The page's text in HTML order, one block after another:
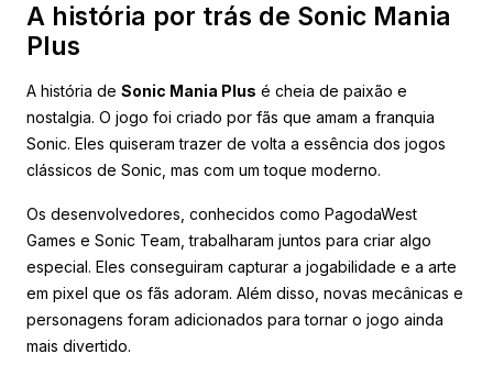
A história por trás de Sonic Mania
Plus
A história de Sonic Mania Plus é cheia de paixão e
nostalgia. O jogo foi criado por fãs que amam a franquia
Sonic. Eles quiseram trazer de volta a essência dos jogos
clássicos de Sonic, mas com um toque moderno.
Os desenvolvedores, conhecidos como PagodaWest
Games e Sonic Team, trabalharam juntos para criar algo
especial. Eles conseguiram capturar a jogabilidade e a arte
em pixel que os fãs adoram. Além disso, novas mecânicas e
personagens foram adicionados para tornar o jogo ainda
mais divertido.